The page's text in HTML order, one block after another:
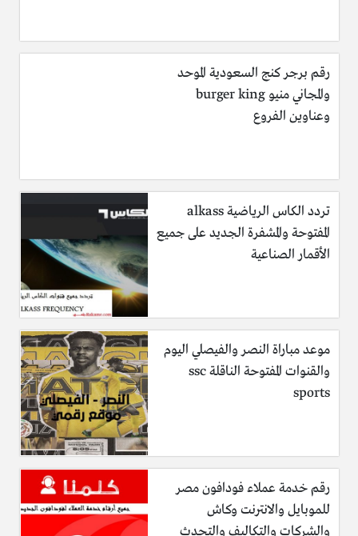
رقم برجر كنج السعودية الموحد
والمجاني منيو burger king
وعناوين الفروع
تردد الكاس الرياضية alkass
المفتوحة والمشفرة الجديد على جميع
الأقمار الصناعية
موعد مباراة النصر والفيصلي اليوم
والقنوات المفتوحة الناقلة ssc
sports
رقم خدمة عملاء فودافون مصر
للموبايل والانترنت وكاش
والشركات والتكاليف والتحدث